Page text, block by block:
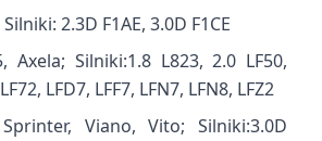
2.3D F1AE, 3.0D F1CE
Axela; Silniki:1.8 L823, 2.0 LF50,
LFD7, LFF7, LFN7, LFN8, LFZ2
Sprinter, Viano, Vito; Silniki:3.0D